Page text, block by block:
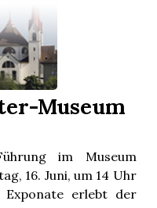
Museum
im Museum
16. Juni, um 14 Uhr
erlebt der